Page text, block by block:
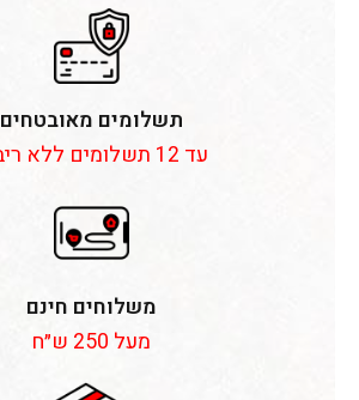
תשלומים מאובטחים
עד 12 תשלומים ללא ריבית
משלוחים חינם
מעל 250 ש״ח